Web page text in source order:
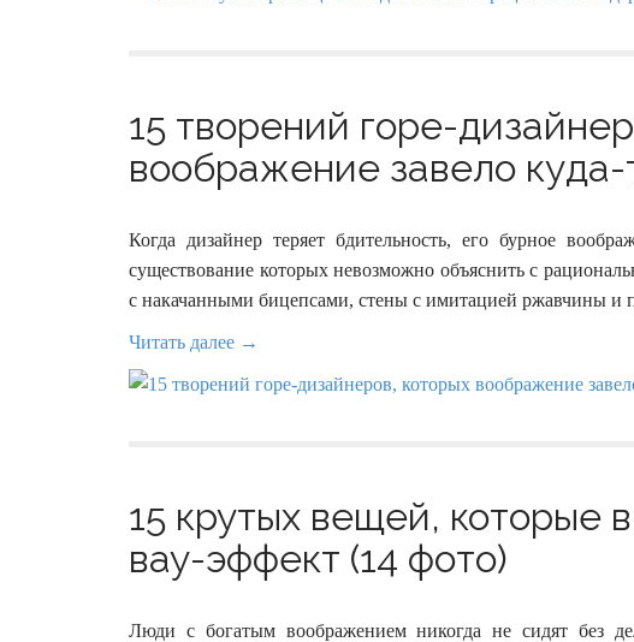
15 творений горе-
воображение завело куда-
Когда дизайнер теряет бдительность, его бурное
существование которых невозможно объяснить с
с накачанными бицепсами, стены с имитацией ржавчины и
Читать далее →
15 крутых вещей, которые
вау-эффект (14 фото)
Люди с богатым воображением никогда не сидят без